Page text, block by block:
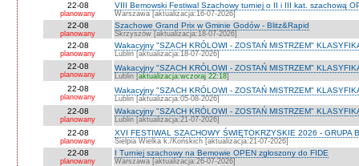
22-08
planowany
VIII Bemowski Festiwal Szachowy turniej o II i III kat. szachową
Warszawa [aktualizacja:16-07-2026]
22-08
planowany
Szachowe Grand Prix w Gminie Godów - Blitz&Rapid
Skrzyszów [aktualizacja:18-07-2026]
22-08
planowany
Wakacyjny "SZACH KRÓLOWI - ZOSTAŃ MISTRZEM"
Lublin [aktualizacja:18-07-2026]
22-08
planowany
Wakacyjny "SZACH KRÓLOWI - ZOSTAŃ MISTRZEM"
Lublin [aktualizacja:wczoraj 22:18]
22-08
planowany
Wakacyjny "SZACH KRÓLOWI - ZOSTAŃ MISTRZEM"
Lublin [aktualizacja:05-08-2026]
22-08
planowany
Wakacyjny "SZACH KRÓLOWI - ZOSTAŃ MISTRZEM"
Lublin [aktualizacja:21-07-2026]
22-08
planowany
XVI FESTIWAL SZACHOWY ŚWIĘTOKRZYSKIE 2026 - GRUPA B
Sielpia Wielka k./Końskich [aktualizacja:21-07-2026]
22-08
planowany
I Turniej szachowy na Bemowie OPEN zgłoszony do FIDE
Warszawa [aktualizacja:26-07-2026]